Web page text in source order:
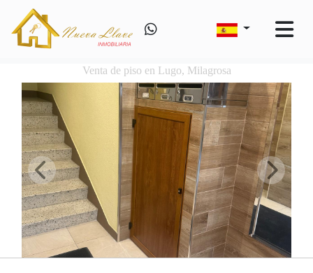
Venta de piso en Lugo, Milagrosa